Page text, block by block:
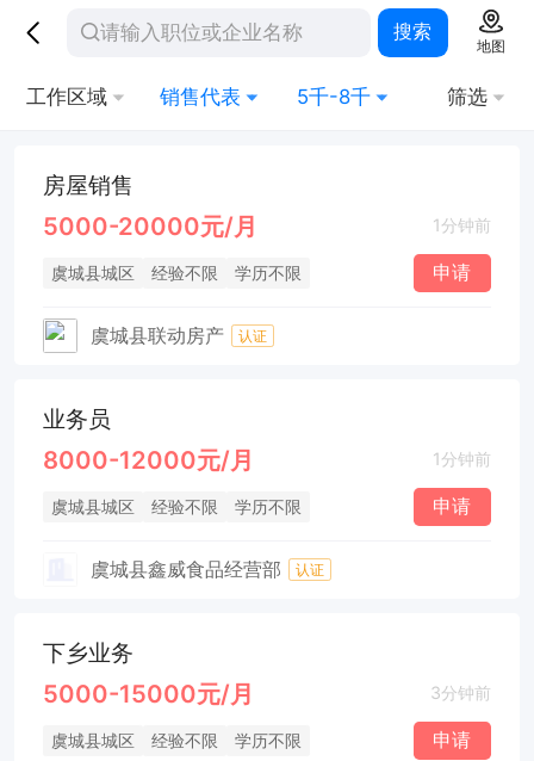
搜索
地图
工作区域 销售代表 5千-8千 筛选
房屋销售
5000-20000元/月 1分钟前
虞城县城区 经验不限 学历不限 申请
虞城县联动房产 认证
业务员
8000-12000元/月 1分钟前
虞城县城区 经验不限 学历不限 申请
虞城县鑫威食品经营部 认证
下乡业务
5000-15000元/月 3分钟前
虞城县城区 经验不限 学历不限 申请